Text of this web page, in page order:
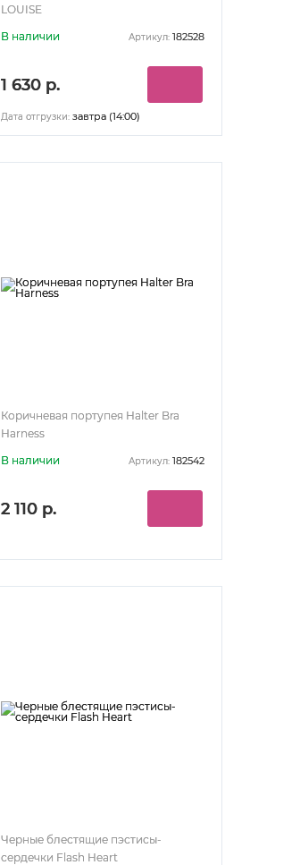
LOUISE
В наличии
Артикул: 182528
1 630 р.
Дата отгрузки: завтра (14:00)
Коричневая портупея Halter Bra
Harness
В наличии
Артикул: 182542
2 110 р.
Черные блестящие пэстисы-
сердечки Flash Heart